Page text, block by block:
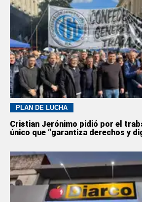
PLAN DE LUCHA
Cristian Jerónimo pidió por el
único que “garantiza derechos y